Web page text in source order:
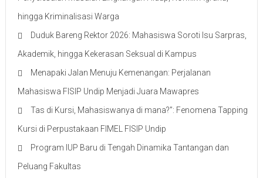
hingga Kriminalisasi Warga
Duduk Bareng Rektor 2026: Mahasiswa Soroti Isu Sarpras,
Akademik, hingga Kekerasan Seksual di Kampus
Menapaki Jalan Menuju Kemenangan: Perjalanan
Mahasiswa FISIP Undip Menjadi Juara Mawapres
Tas di Kursi, Mahasiswanya di mana?”: Fenomena Tapping
Kursi di Perpustakaan FIMEL FISIP Undip
Program IUP Baru di Tengah Dinamika Tantangan dan
Peluang Fakultas